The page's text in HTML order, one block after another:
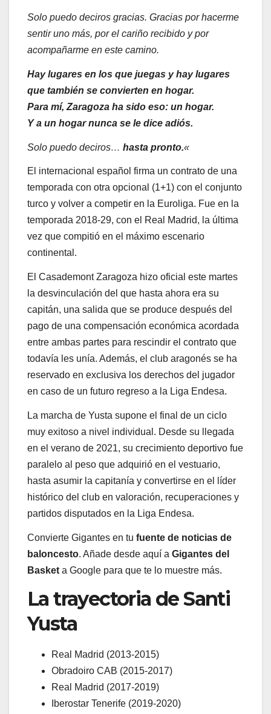
Solo puedo deciros gracias. Gracias por hacerme
sentir uno más, por el cariño recibido y por
acompañarme en este camino.
Hay lugares en los que juegas y hay lugares
que también se convierten en hogar.
Para mí, Zaragoza ha sido eso: un hogar.
Y a un hogar nunca se le dice adiós.
Solo puedo deciros… hasta pronto.«
El internacional español firma un contrato de una
temporada con otra opcional (1+1) con el conjunto
turco y volver a competir en la Euroliga. Fue en la
temporada 2018-29, con el Real Madrid, la última
vez que compitió en el máximo escenario
continental.
El Casademont Zaragoza hizo oficial este martes
la desvinculación del que hasta ahora era su
capitán, una salida que se produce después del
pago de una compensación económica acordada
entre ambas partes para rescindir el contrato que
todavía les unía. Además, el club aragonés se ha
reservado en exclusiva los derechos del jugador
en caso de un futuro regreso a la Liga Endesa.
La marcha de Yusta supone el final de un ciclo
muy exitoso a nivel individual. Desde su llegada
en el verano de 2021, su crecimiento deportivo fue
paralelo al peso que adquirió en el vestuario,
hasta asumir la capitanía y convertirse en el líder
histórico del club en valoración, recuperaciones y
partidos disputados en la Liga Endesa.
Convierte Gigantes en tu fuente de noticias de
baloncesto. Añade desde aquí a Gigantes del
Basket a Google para que te lo muestre más.
La trayectoria de Santi
Yusta
Real Madrid (2013-2015)
Obradoiro CAB (2015-2017)
Real Madrid (2017-2019)
Iberostar Tenerife (2019-2020)